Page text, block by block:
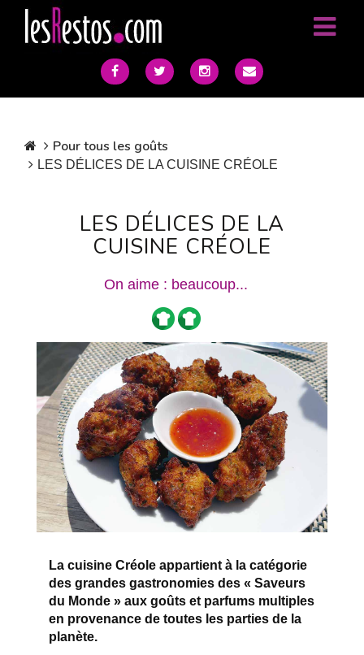
Pour tous les goûts
LES DÉLICES DE LA CUISINE CRÉOLE
LES DÉLICES DE LA
CUISINE CRÉOLE
On aime : beaucoup...
La cuisine Créole appartient à la catégorie
des grandes gastronomies des « Saveurs
du Monde » aux goûts et parfums multiples
en provenance de toutes les parties de la
planète.